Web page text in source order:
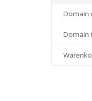
Domain
Domain